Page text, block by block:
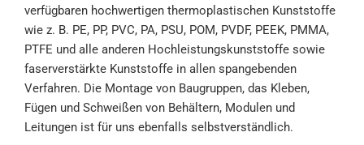
verfügbaren hochwertigen thermoplastischen Kunststoffe
wie z. B. PE, PP, PVC, PA, PSU, POM, PVDF, PEEK, PMMA,
PTFE und alle anderen Hochleistungskunststoffe sowie
faserverstärkte Kunststoffe in allen spangebenden
Verfahren. Die Montage von Baugruppen, das Kleben,
Fügen und Schweißen von Behältern, Modulen und
Leitungen ist für uns ebenfalls selbstverständlich.